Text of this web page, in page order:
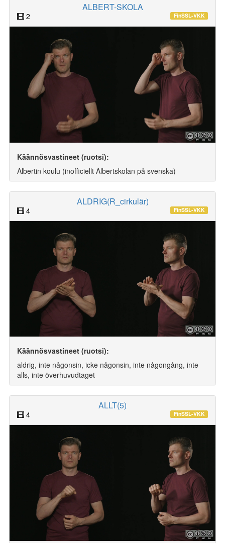
ALBERT-SKOLA
2 FinSSL-VKK
Käännösvastineet (ruotsi):
Albertin koulu (inofficiellt Albertskolan på svenska)
ALDRIG(R_cirkulär)
4 FinSSL-VKK
Käännösvastineet (ruotsi):
aldrig, inte någonsin, icke någonsin, inte någongång, inte
alls, inte överhuvudtaget
ALLT(5)
4 FinSSL-VKK